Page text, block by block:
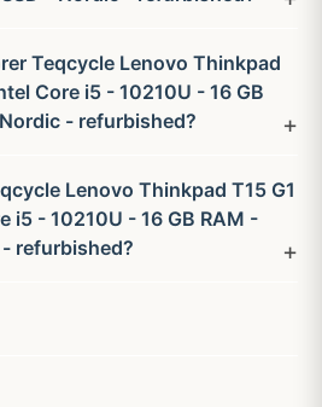
Teqcycle Lenovo Thinkpad
Core i5 - 10210U - 16 GB
- refurbished?
Lenovo Thinkpad T15 G1
i5 - 10210U - 16 GB RAM -
refurbished?